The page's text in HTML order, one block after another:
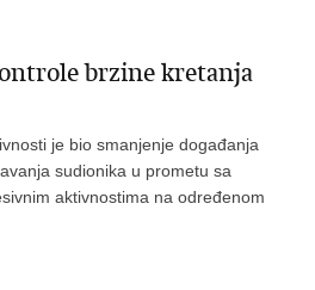
brzine kretanja
je bio smanjenje događanja
sudionika u prometu sa
aktivnostima na određenom